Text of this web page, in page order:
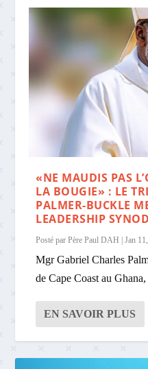
«NE MAUDIS PAS
LA BOUGIE» : LE
PALMER-BUCKLE
LEADERSHIP
Posté parPère Paul DAH |Jan
Mgr Gabriel Charles
de Cape Coast au
EN SAVOIR PLUS